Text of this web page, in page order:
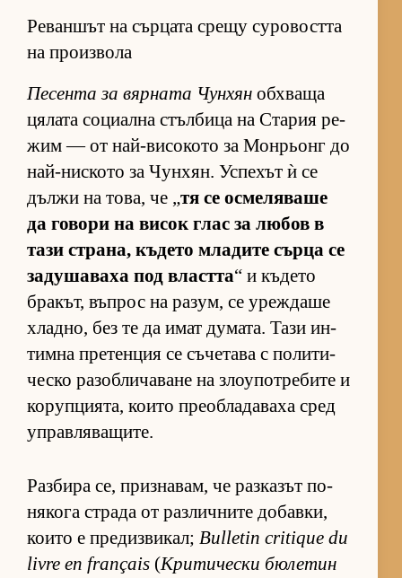
Реваншът на сърцата срещу суровостта
на произвола
Пе­сента за вяр­ната Чун­хян об­х­ваща
ця­лата со­ци­ална стъл­бица на Ста­рия ре­
жим — от най-ви­со­кото за Мон­рьонг до
най-нис­кото за Чун­хян. Ус­пе­хът ѝ се
дължи на то­ва, че „тя се ос­ме­ля­ваше
да го­вори на ви­сок глас за лю­бов в
тази стра­на, къ­дето мла­дите сърца се
за­ду­ша­ваха под властта“ и къ­дето
бра­кът, въп­рос на ра­зум, се уреж­даше
хлад­но, без те да имат ду­ма­та. Тази ин­
тимна пре­тен­ция се съ­че­тава с по­ли­ти­
ческо ра­зоб­ли­ча­ване на зло­у­пот­ре­бите и
ко­руп­ци­я­та, ко­ито пре­об­ла­да­ваха сред
уп­рав­ля­ва­щи­те.
Раз­бира се, приз­на­вам, че раз­ка­зът по­
ня­кога страда от раз­лич­ните до­бав­ки,
ко­ито е пре­диз­ви­кал; Bulletin critique du
livre en français (Кри­ти­чески бю­ле­тин